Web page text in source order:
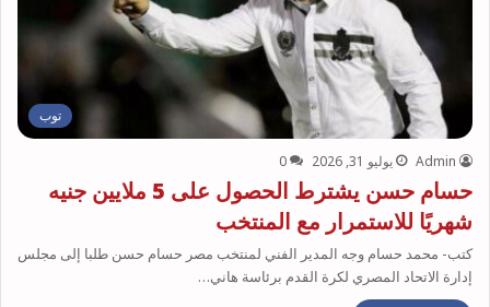
توب
Admin يوليو 31, 2026 0
حسام حسن يشترط الحصول على 5 ملايين جنيه
شهريًا للاستمرار مع المنتخب
كتب- محمد حسام وجه المدير الفني لمنتخب مصر حسام حسن طلبا إلى مجلس
إدارة الاتحاد المصري لكرة القدم برئاسة هاني…